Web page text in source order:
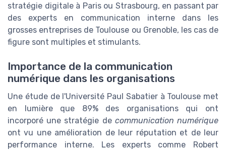
stratégie digitale à Paris ou Strasbourg, en passant par
des experts en communication interne dans les
grosses entreprises de Toulouse ou Grenoble, les cas de
figure sont multiples et stimulants.
Importance de la communication
numérique dans les organisations
Une étude de l'Université Paul Sabatier à Toulouse met
en lumière que 89% des organisations qui ont
incorporé une stratégie de communication numérique
ont vu une amélioration de leur réputation et de leur
performance interne. Les experts comme Robert